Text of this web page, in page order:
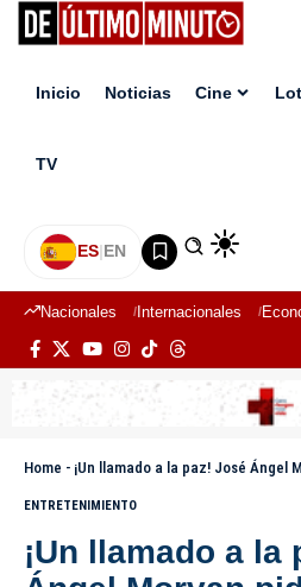
Inicio Noticias Cine
TV
ES|EN
Nacionales Internacionales
Home - ¡Un llamado a la paz! José Ángel Morvan
ENTRETENIMIENTO
¡Un llamado a la